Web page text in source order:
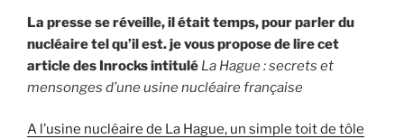
La presse se réveille, il était temps, pour parler du
nucléaire tel qu’il est. je vous propose de lire cet
article des Inrocks intitulé La Hague : secrets et
mensonges d’une usine nucléaire française
A l’usine nucléaire de La Hague, un simple toit de tôle